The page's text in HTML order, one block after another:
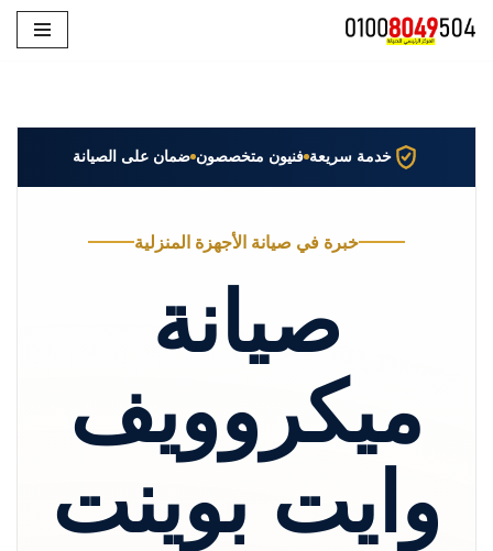
خدمة سريعة فنيون متخصصون ضمان على الصيانة
خبرة في صيانة الأجهزة المنزلية
صيانة
ميكروويف
وايت بوينت